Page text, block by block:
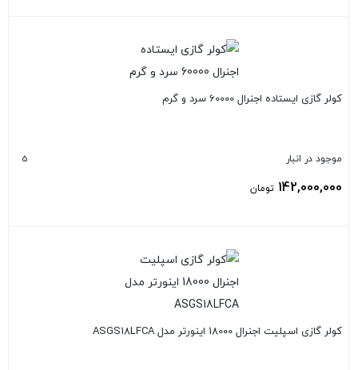
کولر گازی ایستاده اجنرال 60000 سرد و گرم
موجود در انبار 5
142,000,000 تومان
کولر گازی اسپلیت اجنرال 18000 اینورتر مدل ASGS18LFCA